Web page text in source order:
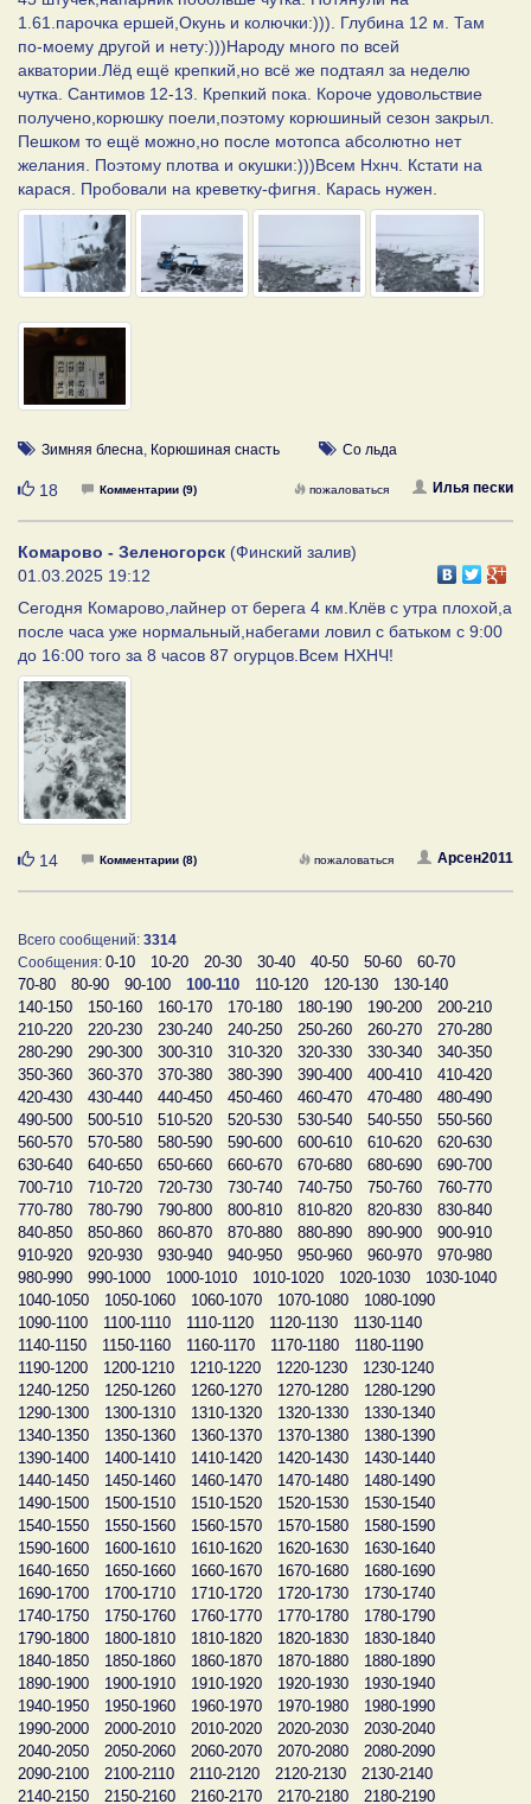
1.61.парочка ершей,Окунь и колючки:))). Глубина 12 м. Там
по-моему другой и нету:)))Народу много по всей
акватории.Лёд ещё крепкий,но всё же подтаял за неделю
чутка. Сантимов 12-13. Крепкий пока. Короче удовольствие
получено,корюшку поели,поэтому корюшиный сезон закрыл.
Пешком то ещё можно,но после мотопса абсолютно нет
желания. Поэтому плотва и окушки:)))Всем Нхнч. Кстати на
карася. Пробовали на креветку-фигня. Карась нужен.
Зимняя блесна Корюшиная снасть Со льда
Нравится
18 Комментарии (9) Илья пески
пожаловаться
Комарово - Зеленогорск (Финский залив)
01.03.2025 19:12
Сегодня Комарово,лайнер от берега 4 км.Клёв с утра плохой,а
после часа уже нормальный,набегами ловил с батьком с 9:00
до 16:00 того за 8 часов 87 огурцов.Всем НХНЧ!
Нравится
14 Комментарии (8) Арсен2011
пожаловаться
Всего сообщений: 3314
Сообщения: 0-10 10-20 20-30 30-40 40-50 50-60
60-70
70-80
80-90 90-100 100-110 110-120 120-130
130-140
140-150
150-160 160-170 170-180 180-190 190-200
200-210
210-220
220-230 230-240 240-250 250-260 260-270
270-280
280-290
290-300 300-310 310-320 320-330 330-340
340-350
350-360
360-370 370-380 380-390 390-400 400-410
410-420
420-430
430-440 440-450 450-460 460-470 470-480
480-490
490-500
500-510 510-520 520-530 530-540 540-550
550-560
560-570
570-580 580-590 590-600 600-610 610-620
620-630
630-640
640-650 650-660 660-670 670-680 680-690
690-700
700-710
710-720 720-730 730-740 740-750 750-760
760-770
770-780
780-790 790-800 800-810 810-820 820-830
830-840
840-850
850-860 860-870 870-880 880-890 890-900
900-910
910-920
920-930 930-940 940-950 950-960 960-970
970-980
980-990
990-1000 1000-1010 1010-1020 1020-1030
1030-1040
1040-1050
1050-1060 1060-1070 1070-1080
1080-1090
1090-1100
1100-1110 1110-1120 1120-1130
1130-1140
1140-1150
1150-1160 1160-1170 1170-1180
1180-1190
1190-1200
1200-1210 1210-1220 1220-1230
1230-1240
1240-1250
1250-1260 1260-1270 1270-1280
1280-1290
1290-1300
1300-1310 1310-1320 1320-1330
1330-1340
1340-1350
1350-1360 1360-1370 1370-1380
1380-1390
1390-1400
1400-1410 1410-1420 1420-1430
1430-1440
1440-1450
1450-1460 1460-1470 1470-1480
1480-1490
1490-1500
1500-1510 1510-1520 1520-1530
1530-1540
1540-1550
1550-1560 1560-1570 1570-1580
1580-1590
1590-1600
1600-1610 1610-1620 1620-1630
1630-1640
1640-1650
1650-1660 1660-1670 1670-1680
1680-1690
1690-1700
1700-1710 1710-1720 1720-1730
1730-1740
1740-1750
1750-1760 1760-1770 1770-1780
1780-1790
1790-1800
1800-1810 1810-1820 1820-1830
1830-1840
1840-1850
1850-1860 1860-1870 1870-1880
1880-1890
1890-1900
1900-1910 1910-1920 1920-1930
1930-1940
1940-1950
1950-1960 1960-1970 1970-1980
1980-1990
1990-2000
2000-2010 2010-2020 2020-2030
2030-2040
2040-2050
2050-2060 2060-2070 2070-2080
2080-2090
2090-2100
2100-2110 2110-2120 2120-2130
2130-2140
2140-2150
2150-2160 2160-2170 2170-2180
2180-2190